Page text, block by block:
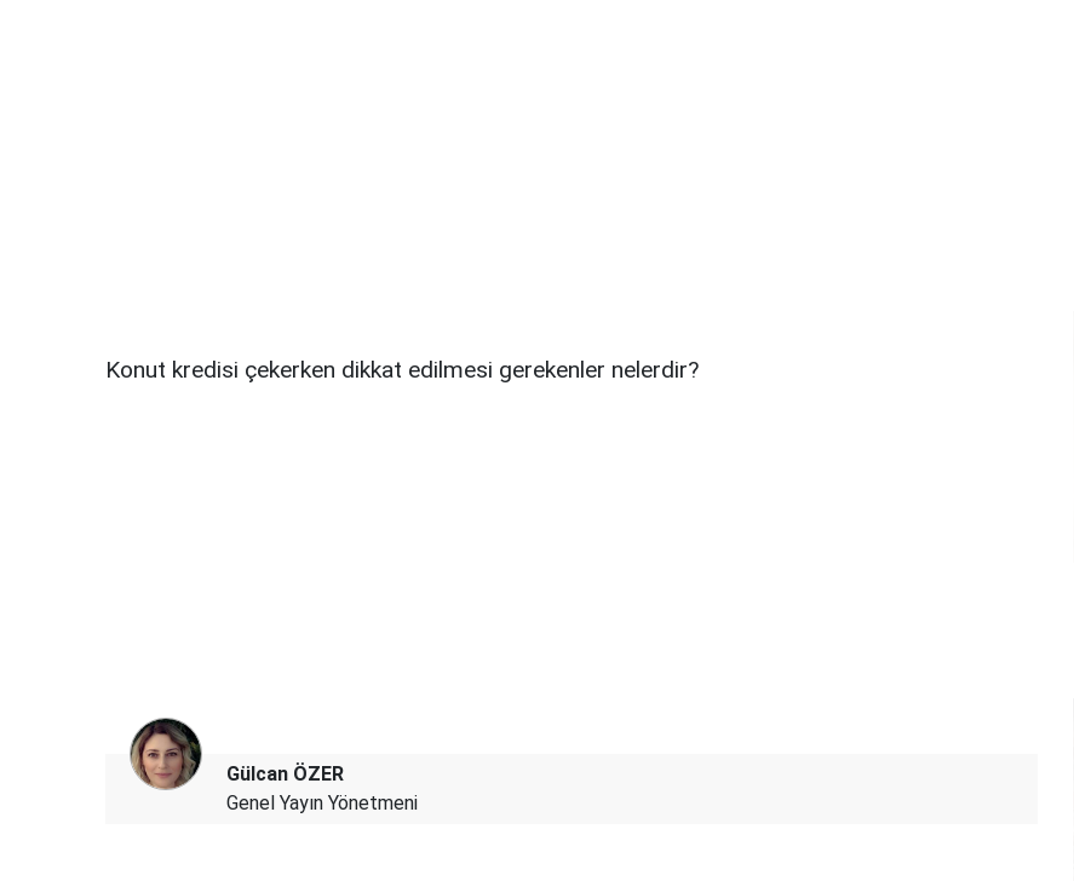
Konut kredisi çekerken dikkat edilmesi gerekenler nelerdir?
Gülcan ÖZER
Genel Yayın Yönetmeni